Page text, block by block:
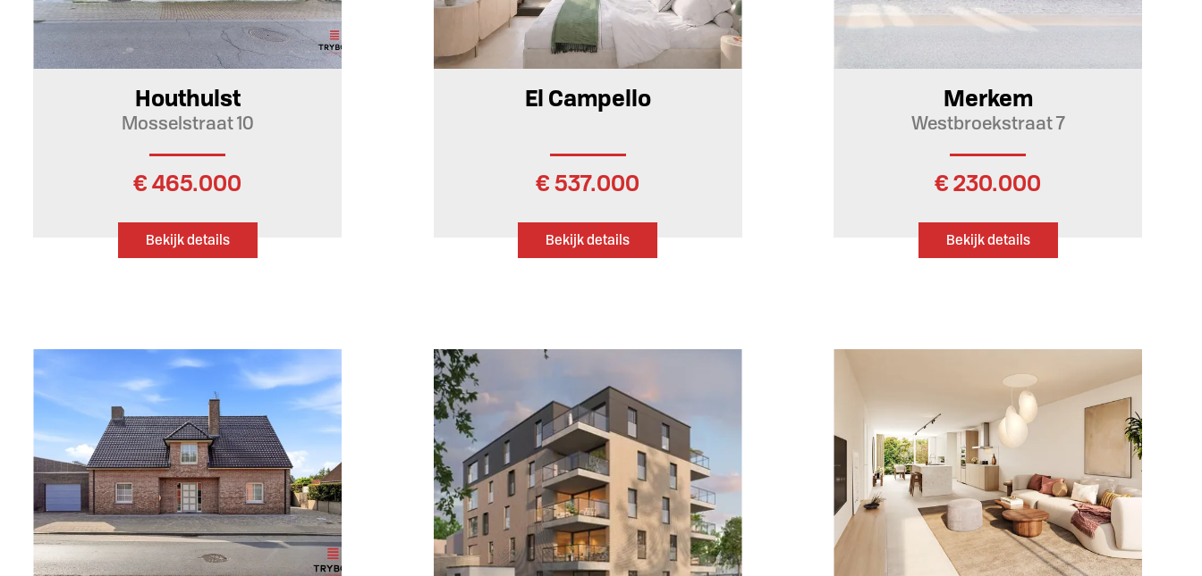
205 m²
Houthulst
Mosselstraat 10
€ 465.000
Bekijk details
92 m²
El Campello
€ 537.000
Bekijk details
Merkem
Westbroekstraat 7
€ 230.000
Bekijk details